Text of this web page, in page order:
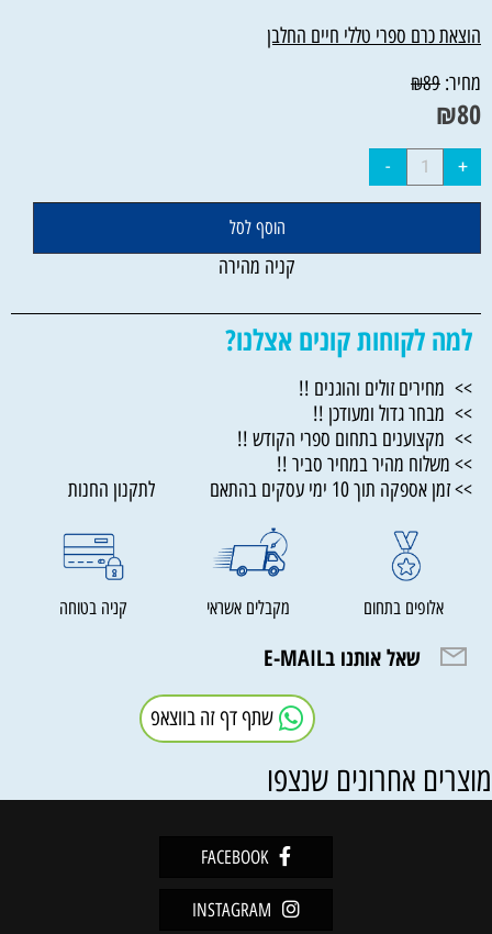
הוצאת כרם ספרי טללי חיים החלבן
מחיר:
₪89
₪80
הוסף לסל
קניה מהירה
למה לקוחות קונים אצלנו?
>> מחירים זולים והוגנים !!
>> מבחר גדול ומעודכן !!
>> מקצוענים בתחום ספרי הקודש !!
>> משלוח מהיר במחיר סביר !!
>> זמן אספקה תוך 10 ימי עסקים בהתאם לתקנון החנות
אלופים בתחום מקבלים אשראי קניה בטוחה
שאל אותנו בE-MAIL
שתף דף זה בווצאפ
אחרונים שנצפו
FACEBOOK
INSTAGRAM